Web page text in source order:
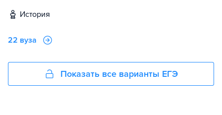
история
22 вуза
Показать все варианты ЕГЭ